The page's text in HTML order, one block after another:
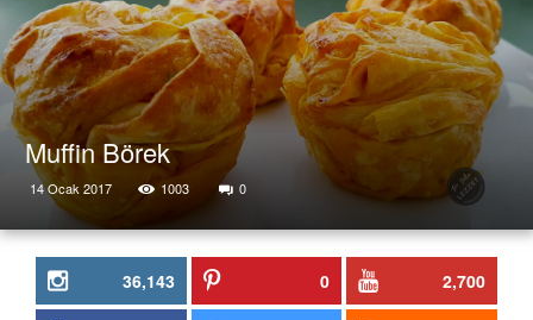
Muffin Börek
14 Ocak 2017 1003 0
36,143 0 2,700